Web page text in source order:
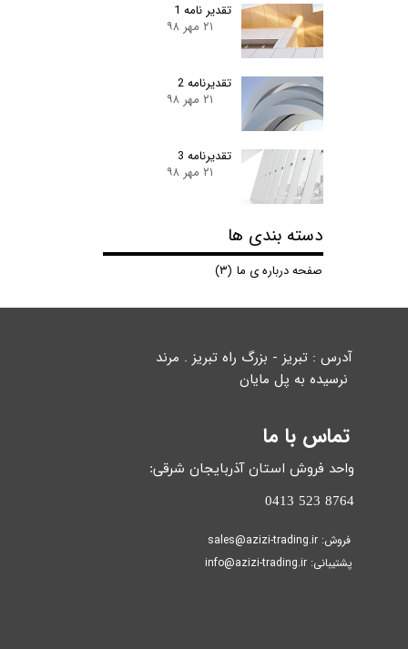
تقدیر نامه 1
۲۱ مهر ۹۸
تقدیرنامه 2
۲۱ مهر ۹۸
تقدیرنامه 3
۲۱ مهر ۹۸
دسته بندی ها
صفحه درباره ی ما (۳)
تماس با ما
آدرس : تبریز - بزرگ راه تبریز . مرند
نرسیده به پل مایان
پشتیبانی: info@azizi-trading.ir​​​​​​​
فروش: sales@azizi-trading.ir
واحد فروش استان آذربایجان شرقی:
​​​​​​​8764 523 0413